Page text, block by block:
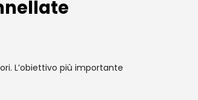
L’obiettivo più importante